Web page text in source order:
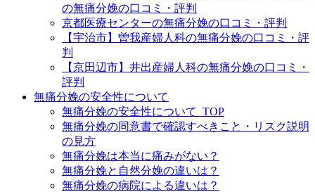
の無痛分娩の口コミ・評判
京都医療センターの無痛分娩の口コミ・評判
【宇治市】曽我産婦人科の無痛分娩の口コミ・評
判
【京田辺市】井出産婦人科の無痛分娩の口コミ・
評判
無痛分娩の安全性について
無痛分娩の安全性について_TOP
無痛分娩の同意書で確認すべきこと・リスク説明
の見方
無痛分娩は本当に痛みがない？
無痛分娩と自然分娩の違いは？
無痛分娩の病院による違いは？